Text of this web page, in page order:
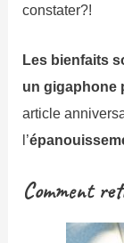
constater?!
Les bienfaits
un gigaphone
article
l’
Comment